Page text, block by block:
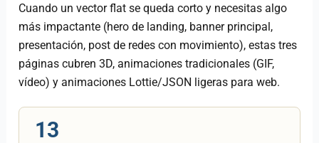
Cuando un vector flat se queda corto y necesitas algo
más impactante (hero de landing, banner principal,
presentación, post de redes con movimiento), estas tres
páginas cubren 3D, animaciones tradicionales (GIF,
vídeo) y animaciones Lottie/JSON ligeras para web.
13